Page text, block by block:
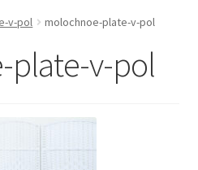
v-pol molochnoe-plate-v-pol
plate-v-pol